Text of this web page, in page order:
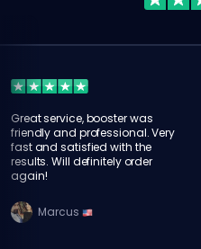
Great service, booster was
friendly and professional. Very
fast and satisfied with the
results. Will definitely order
again!
Marcus